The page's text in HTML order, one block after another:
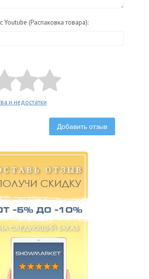
Youtube (Распаковка товара):
и недостатки
Добавить отзыв